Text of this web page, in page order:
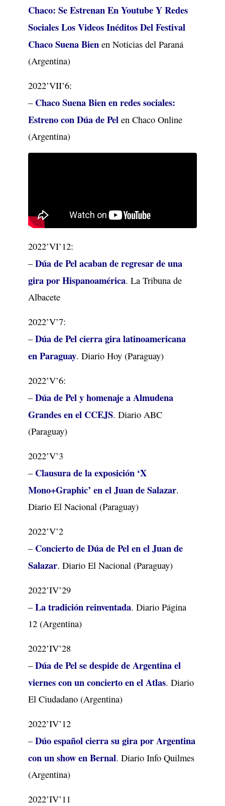
Chaco: Se Estrenan En Youtube Y Redes
Sociales Los Videos Inéditos Del Festival
Chaco Suena Bien en Noticias del Paraná
(Argentina)
2022’VII’6:
– Chaco Suena Bien en redes sociales:
Estreno con Dúa de Pel en Chaco Online
(Argentina)
2022’VI’12:
–Dúa de Pel acaban de regresar de una
gira por Hispanoamérica. La Tribuna de
Albacete
2022’V’7:
–Dúa de Pel cierra gira latinoamericana
en Paraguay. Diario Hoy (Paraguay)
2022’V’6:
–Dúa de Pel y homenaje a Almudena
Grandes en el CCEJS. Diario ABC
(Paraguay)
2022’V’3
– Clausura de la exposición ‘X
Mono+Graphic’ en el Juan de Salazar.
Diario El Nacional (Paraguay)
2022’V’2
– Concierto de Dúa de Pel en el Juan de
Salazar. Diario El Nacional (Paraguay)
2022’IV’29
–La tradición reinventada. Diario Página
12 (Argentina)
2022’IV’28
–Dúa de Pel se despide de Argentina el
viernes con un concierto en el Atlas. Diario
El Ciudadano (Argentina)
2022’IV’12
–Dúo español cierra su gira por Argentina
con un show en Bernal. Diario Info Quilmes
(Argentina)
2022’IV’11